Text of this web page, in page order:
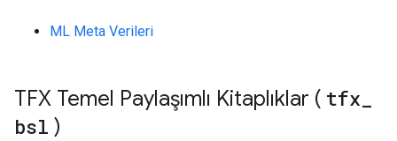
ML Meta Verileri
TFX Temel Paylaşımlı Kitaplıklar ( tfx
bsl )